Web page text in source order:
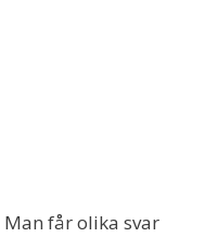
Man får olika svar